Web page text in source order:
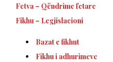
Fetva – Qëndrime fetare
Fikhu – Legjislacioni
Bazat e fikhut
Fikhu i adhurimeve